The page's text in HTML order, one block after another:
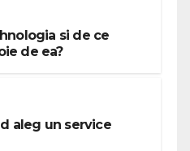
si de ce
de ea?
aleg un service